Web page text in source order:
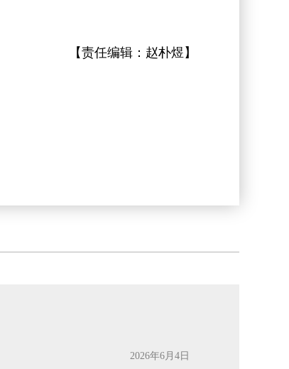
【责任编辑： 赵朴煜 】
2026年6月4日